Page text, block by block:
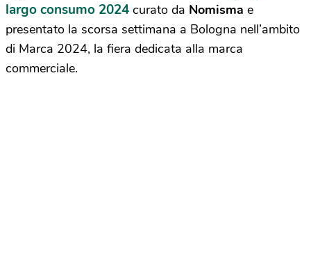
largo consumo 2024 curato da Nomisma e
presentato la scorsa settimana a Bologna nell’ambito
di Marca 2024, la fiera dedicata alla marca
commerciale.